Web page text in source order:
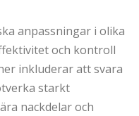
anpassningar i olika
och kontroll
inkluderar att svara
starkt
nackdelar och